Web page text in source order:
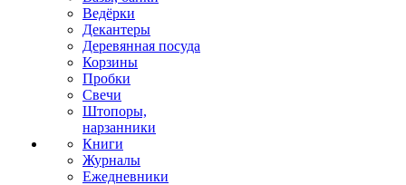
Ведёрки
Декантеры
Деревянная посуда
Корзины
Пробки
Свечи
Штопоры,
нарзанники
Книги
Журналы
Ежедневники